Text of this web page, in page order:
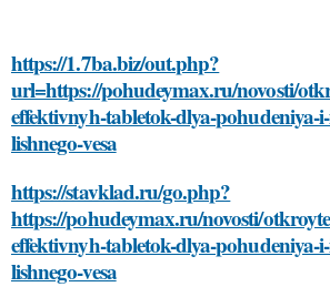
https://1.7ba.biz/out.php?
url=https://pohudeymax.ru/novosti/
effektivnyh-tabletok-dlya-pohudeniya-
lishnego-vesa
https://stavklad.ru/go.php?
https://pohudeymax.ru/novosti/
effektivnyh-tabletok-dlya-pohudeniya-
lishnego-vesa